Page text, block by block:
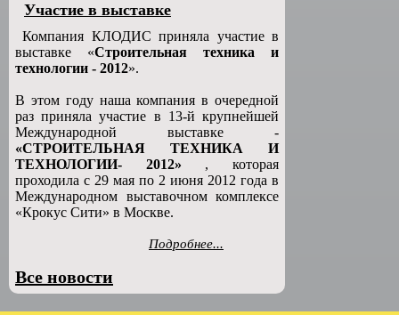
Участие в выставке
Компания КЛОДИС приняла участие в
выставке «Строительная техника и
технологии - 2012».
В этом году наша компания в очередной
раз приняла участие в 13-й крупнейшей
Международной выставке -
«СТРОИТЕЛЬНАЯ ТЕХНИКА И
ТЕХНОЛОГИИ- 2012» , которая
проходила с 29 мая по 2 июня 2012 года в
Международном выставочном комплексе
«Крокус Сити» в Москве.
Подробнее...
Все новости